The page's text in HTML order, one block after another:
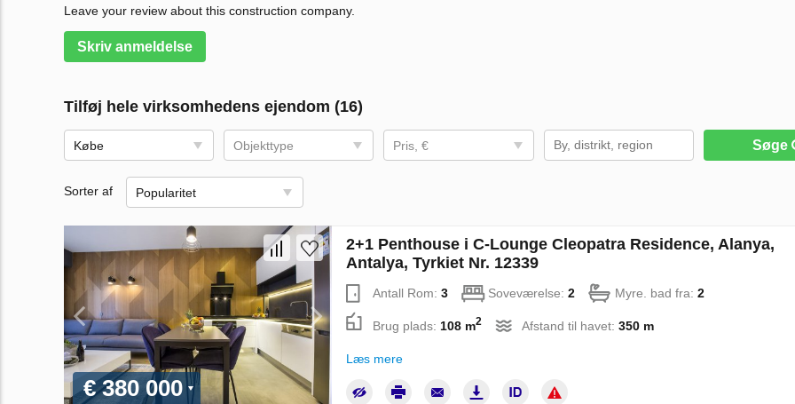
Leave your review about this construction company.
Skriv anmeldelse
Tilføj hele virksomhedens ejendom (16)
Købe Objekttype Pris, € Søge
Sorter af Popularitet
€ 380 000
2+1 Penthouse i C-Lounge Cleopatra Residence, Alanya,
Antalya, Tyrkiet Nr. 12339
Antall Rom: 3 Soveværelse: 2 Myre. bad fra: 2
Brug plads: 108 m2 Afstand til havet: 350 m
Læs mere